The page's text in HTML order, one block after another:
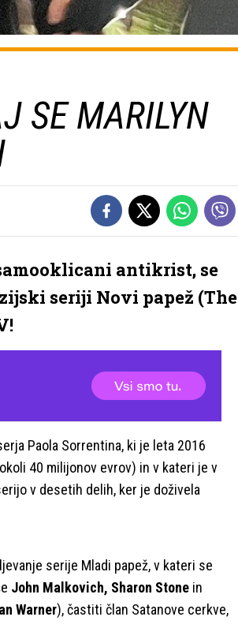
SE MARILYN
antikrist, se
seriji Novi papež (The
Paola Sorrentina, ki je leta 2016
40 milijonov evrov) in v kateri je v
v desetih delih, ker je doživela
serije Mladi papež, v kateri se
John Malkovich, Sharon Stone in
Warner), častiti član Satanove cerkve,